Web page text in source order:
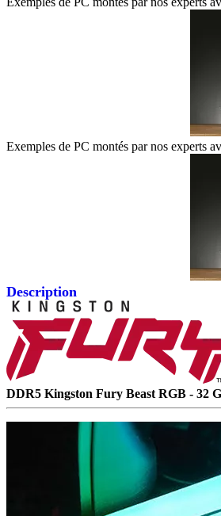
Exemples de PC montés par nos experts
Description
DDR5 Kingston Fury Beast RGB - 32